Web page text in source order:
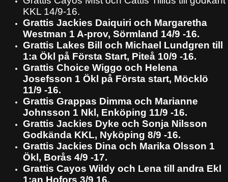
KKL 14/9-16.
Grattis Jackies Daiquiri och Margaretha
Westman 1 A-prov, Sörmland 14/9 -16.
Grattis Lakes Bill och Michael Lundgren till
1:a Ökl på Första Start, Piteå 10/9 -16.
Grattis Choice Wiggo och Helena
Josefsson 1 Ökl på Första start, Möcklö
11/9 -16.
Grattis Grappas Dimma och Marianne
Johnsson 1 Nkl, Enköping 11/9 -16.
Grattis Jackies Dyke och Sonja Nilsson
Godkända KKL, Nyköping 8/9 -16.
Grattis Jackies Dina och Marika Olsson 1
Ökl, Borås 4/9 -17.
Grattis Cayos Wildy och Lena till andra Ekl
1:an Hofors 3/9 16.